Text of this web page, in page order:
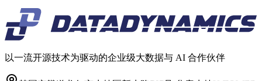
以一流开源技术为驱动的企业级大数据与 AI 合作伙伴